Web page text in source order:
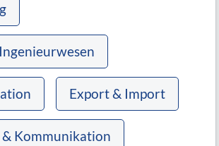
Export & Import
Kommunikation